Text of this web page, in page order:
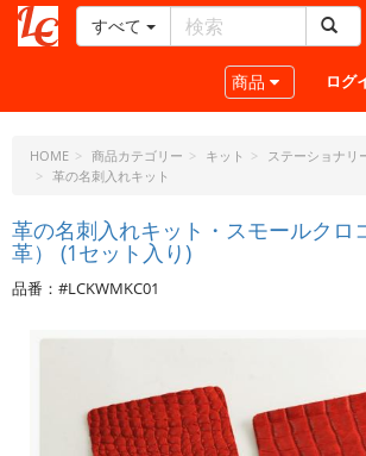
ー
ラ
フ
ド
ッ
ト・
すべて
Toggle
商品 ログ
HOME 商品カテゴリー キット
ステーショナリ
革の名刺入れキット
革の名刺入れキット・スモールクロ
革） (1セット入り)
品番：#LCKWMKC01